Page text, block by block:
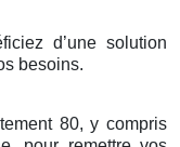
d’une solution
besoins.
80, y compris